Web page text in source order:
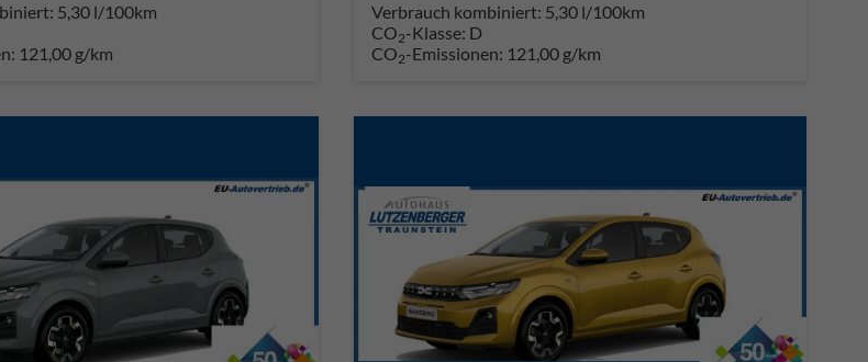
5,30 l/100km
121,00 g/km
Verbrauch kombiniert: 5,30 l/100km
CO2-Klasse: D
CO2-Emissionen: 121,00 g/km